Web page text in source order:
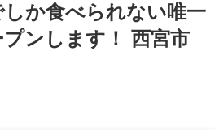
か食べられない唯一
ンします！ 西宮市